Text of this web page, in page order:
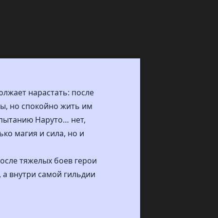
нарастать: после
но спокойно жить им
Наруто… нет,
магия и сила, но и
тяжелых боев герои
внутри самой гильдии